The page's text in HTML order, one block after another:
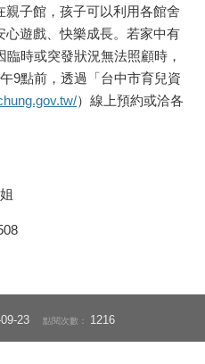
子館，孩子可以利用各館舍
心遊戲、快樂成長。若家中有
臨時或突發狀況無法照顧時，
9點前，透過「台中市育兒資
）線上預約或洽各
23 點閱次數： 1216